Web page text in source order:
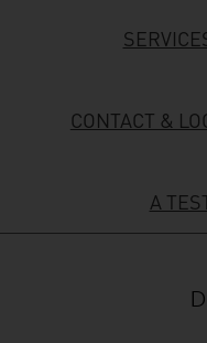
CONTACT &
A